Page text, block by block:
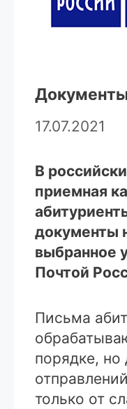
17.07.2021
В
приемная
документы
выбранное
Почтой
Письма
порядке, но
только от